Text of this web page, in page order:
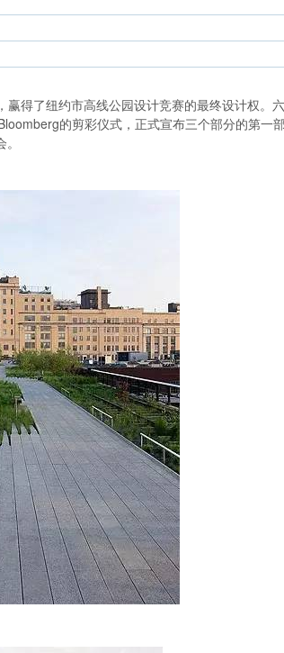
得了纽约市高线公园设计竞赛的最终设计权。
的剪彩仪式，正式宣布三个部分的第一